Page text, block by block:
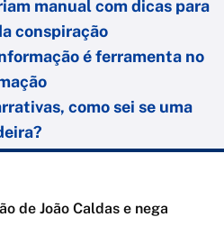
manual com dicas para
conspiração
é ferramenta no
como sei se uma
de João Caldas e nega